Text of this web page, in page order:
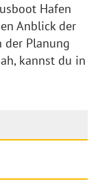
Hafen
Anblick der
der Planung
kannst du in